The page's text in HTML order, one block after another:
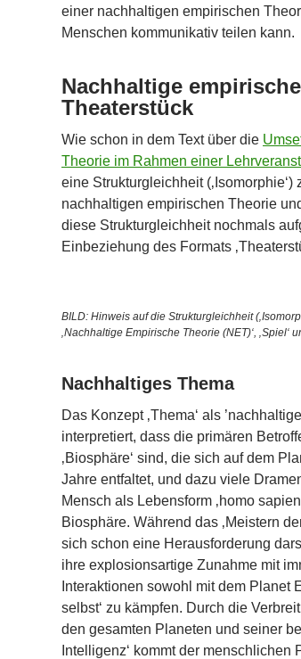
einer nachhaltigen empirischen
Menschen kommunikativ teilen kann.
Nachhaltige
Theaterstück
Wie schon in dem Text über die
Theorie im Rahmen einer
eine Strukturgleichheit
nachhaltigen empirischen Theorie
diese Strukturgleichheit nochmals
Einbeziehung des Formats
BILD: Hinweis auf die Strukturgleichheit
‚Nachhaltige Empirische Theorie (NET)‘, ‚Spiel‘
Nachhaltiges Thema
Das Konzept ‚Thema‘ als
interpretiert, dass die primären
‚Biosphäre‘ sind, die sich auf dem
Jahre entfaltet, und dazu viele
Mensch als Lebensform ‚homo
Biosphäre. Während das ‚Meistern
sich schon eine Herausforderung
ihre explosionsartige Zunahme mit
Interaktionen sowohl mit dem Planet
selbst‘ zu kämpfen. Durch die
den gesamten Planeten und seiner
Intelligenz‘ kommt der